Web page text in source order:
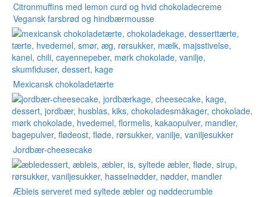
Citronmuffins med lemon curd og hvid chokoladecreme
Vegansk farsbrød og hindbærmousse
Mexicansk chokoladetærte
Jordbær-cheesecake
Æbleis serveret med syltede æbler og nøddecrumble